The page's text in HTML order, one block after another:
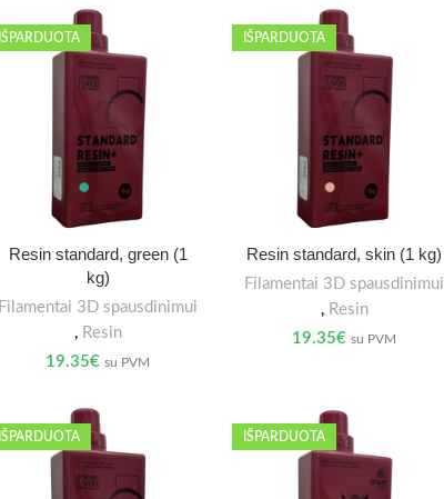
IŠPARDUOTA
Resin standard, green (1
kg)
Filamentai 3D spausdinimui
, Resin
19.35€ su PVM
IŠPARDUOTA
Resin standard, skin (1 kg)
Filamentai 3D spausdinimui
, Resin
19.35€ su PVM
IŠPARDUOTA IŠPARDUOTA